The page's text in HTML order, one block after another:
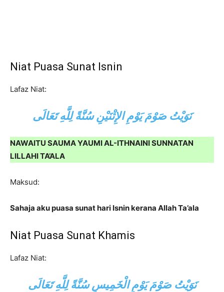
Niat Puasa Sunat Isnin
Lafaz Niat:
نَوَيْتُ صَوْمَ يَوْمِ الإِثْنَيْنِ سُنَّةً لِلَّهِ تَعَالَى
NAWAITU SAUMA YAUMI AL-ITHNAINI SUNNATAN
LILLAHI TA’ALA
Maksud:
Sahaja aku puasa sunat hari Isnin kerana Allah Ta’ala
Niat Puasa Sunat Khamis
Lafaz Niat:
نَوَيْتُ صَوْمَ يَوْمِ الْخَمِيسِ سُنَّةً لِلَّهِ تَعَالَى